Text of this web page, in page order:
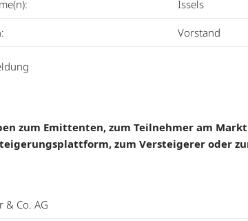
Issels
Vorstand
zum Emittenten, zum Teilnehmer am
zum Versteigerer oder
& Co. AG